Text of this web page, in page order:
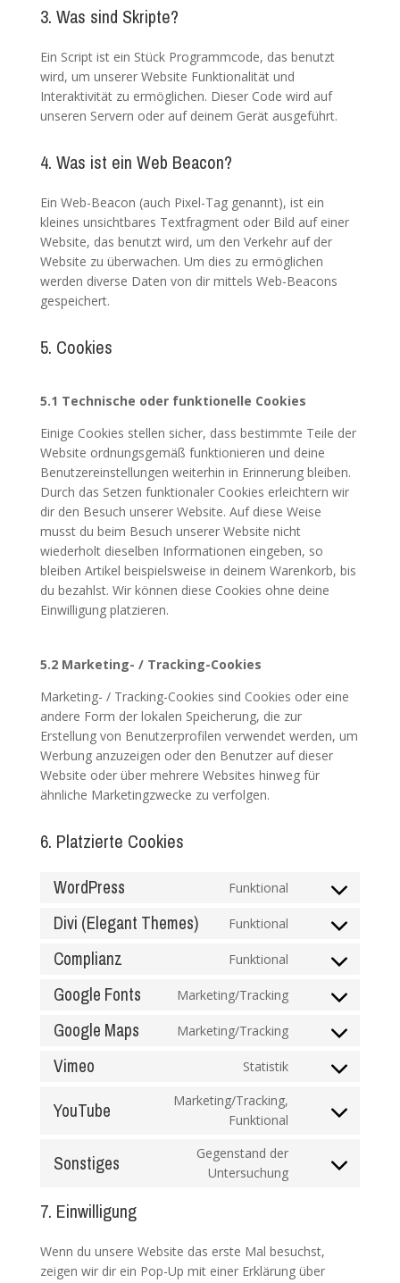
3. Was sind Skripte?
Ein Script ist ein Stück Programmcode, das benutzt
wird, um unserer Website Funktionalität und
Interaktivität zu ermöglichen. Dieser Code wird auf
unseren Servern oder auf deinem Gerät ausgeführt.
4. Was ist ein Web Beacon?
Ein Web-Beacon (auch Pixel-Tag genannt), ist ein
kleines unsichtbares Textfragment oder Bild auf einer
Website, das benutzt wird, um den Verkehr auf der
Website zu überwachen. Um dies zu ermöglichen
werden diverse Daten von dir mittels Web-Beacons
gespeichert.
5. Cookies
5.1 Technische oder funktionelle Cookies
Einige Cookies stellen sicher, dass bestimmte Teile der
Website ordnungsgemäß funktionieren und deine
Benutzereinstellungen weiterhin in Erinnerung bleiben.
Durch das Setzen funktionaler Cookies erleichtern wir
dir den Besuch unserer Website. Auf diese Weise
musst du beim Besuch unserer Website nicht
wiederholt dieselben Informationen eingeben, so
bleiben Artikel beispielsweise in deinem Warenkorb, bis
du bezahlst. Wir können diese Cookies ohne deine
Einwilligung platzieren.
5.2 Marketing- / Tracking-Cookies
Marketing- / Tracking-Cookies sind Cookies oder eine
andere Form der lokalen Speicherung, die zur
Erstellung von Benutzerprofilen verwendet werden, um
Werbung anzuzeigen oder den Benutzer auf dieser
Website oder über mehrere Websites hinweg für
ähnliche Marketingzwecke zu verfolgen.
6. Platzierte Cookies
WordPress Funktional
Consent
wordpress
Divi (Elegant Themes) Funktional
Consent
themes)
Complianz Funktional
Consent
complianz
Google Fonts Marketing/Tracking
Consent
google-
Google Maps Marketing/Tracking
Consent
Vimeo Statistik
Consent
service
YouTube
Marketing/Tracking,
Funktional
Consent
service
Sonstiges
Gegenstand der
Untersuchung
Consent
7. Einwilligung
Wenn du unsere Website das erste Mal besuchst,
zeigen wir dir ein Pop-Up mit einer Erklärung über